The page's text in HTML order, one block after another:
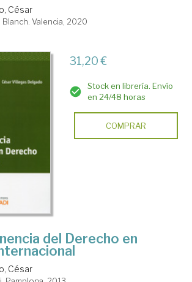
César
Valencia, 2020
31,20 €
Stock en librería. Envío
en 24/48 horas
COMPRAR
del Derecho en
César